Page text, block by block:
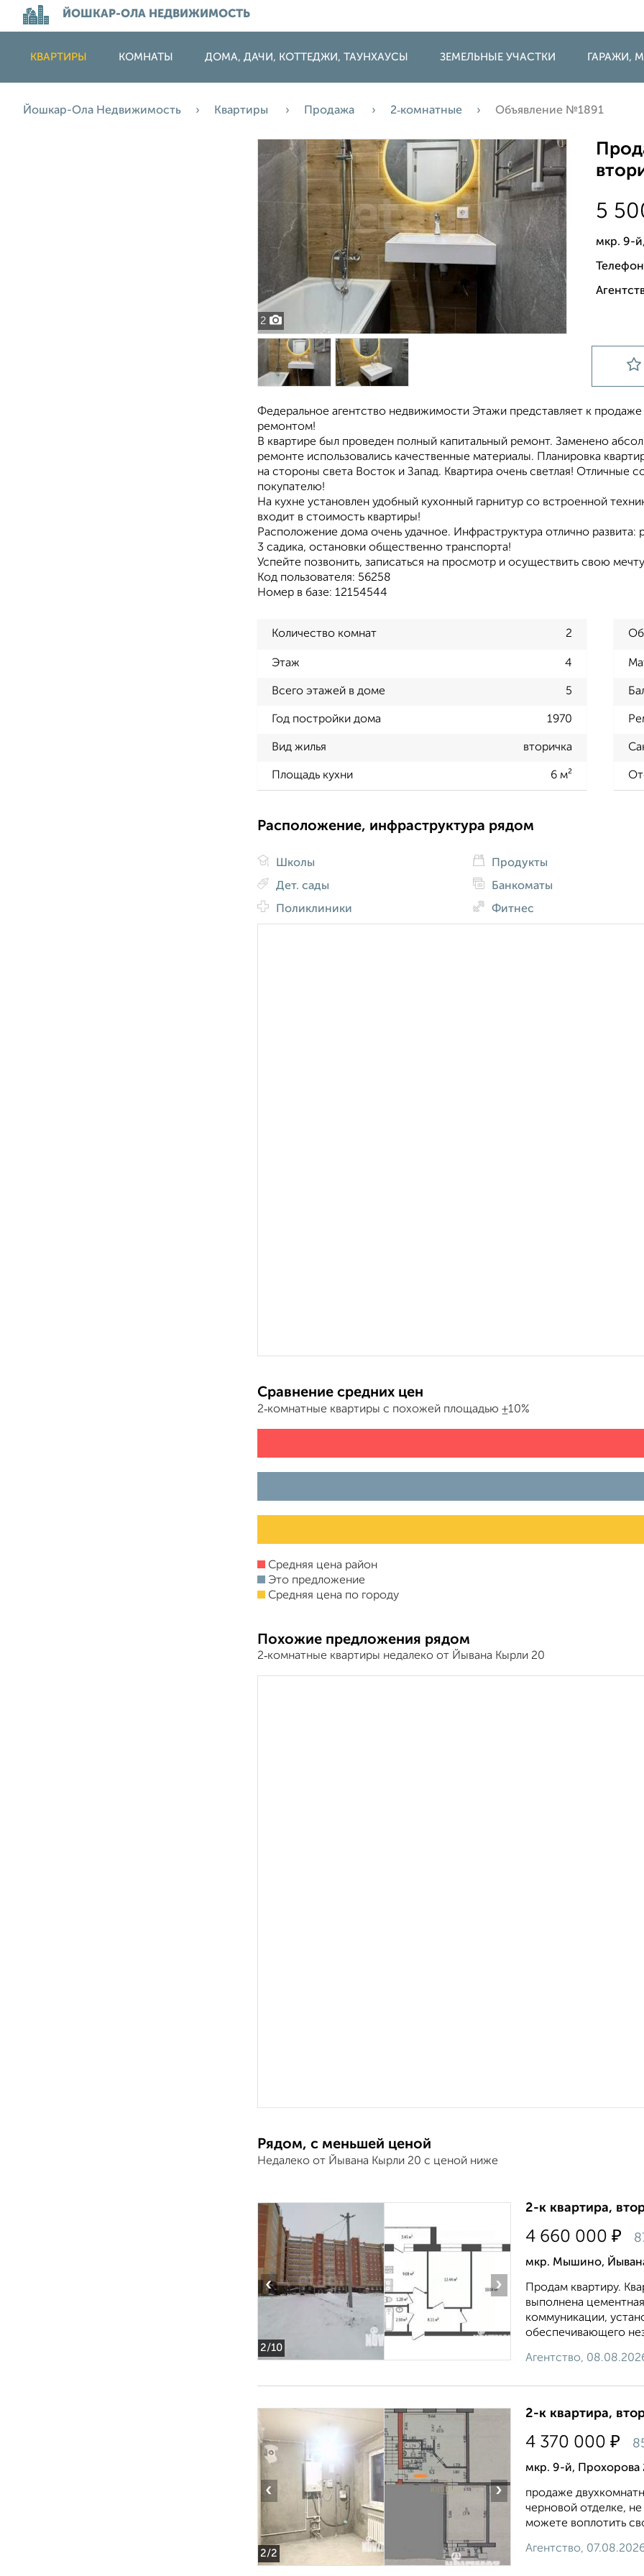
ЙОШКАР-ОЛА НЕДВИЖИМОСТЬ
КВАРТИРЫ КОМНАТЫ ДОМА, ДАЧИ, КОТТЕДЖИ, ТАУНХАУСЫ ЗЕМЕЛЬНЫЕ УЧАСТКИ ГАРАЖИ,
Йошкар-Ола Недвижимость Квартиры Продажа 2‑комнатные Объявление №1891
2
5
мкр. 9-
Федеральное агентство недвижимости Этажи представляет к
ремонтом!
В квартире был проведен полный капитальный ремонт. Заменено
ремонте использовались качественные материалы. Планировка
на стороны света Восток и Запад. Квартира очень светлая! Отличные
покупателю!
На кухне установлен удобный кухонный гарнитур со встроенной
входит в стоимость квартиры!
Расположение дома очень удачное. Инфраструктура отлично
3 садика, остановки общественно транспорта!
Успейте позвонить, записаться на просмотр и осуществить свою
Код пользователя: 56258
Номер в базе: 12154544
Количество комнат 2
Этаж 4
Всего этажей в доме 5
Год постройки дома 1970
Вид жилья вторичка
Площадь кухни 6 м²
Расположение, инфраструктура рядом
Школы
Дет. сады
Поликлиники
Продукты
Банкоматы
Фитнес
Сравнение средних цен
2‑комнатные квартиры с похожей площадью ±10%
Средняя цена район
Это предложение
Средняя цена по городу
Похожие предложения рядом
2‑комнатные квартиры недалеко от Йывана Кырли 20
Рядом, с меньшей ценой
Недалеко от Йывана Кырли 20 с ценой ниже
2/10
‹ ›
2-к квартира,
4 660 000 ₽
мкр. Мышино,
Продам квартиру.
выполнена
коммуникации,
обеспечивающего
Агентство,
2/2
‹ ›
2-к квартира,
4 370 000 ₽
мкр. 9-й, Прохорова
продаже
черновой отделке,
можете воплотить
Агентство,